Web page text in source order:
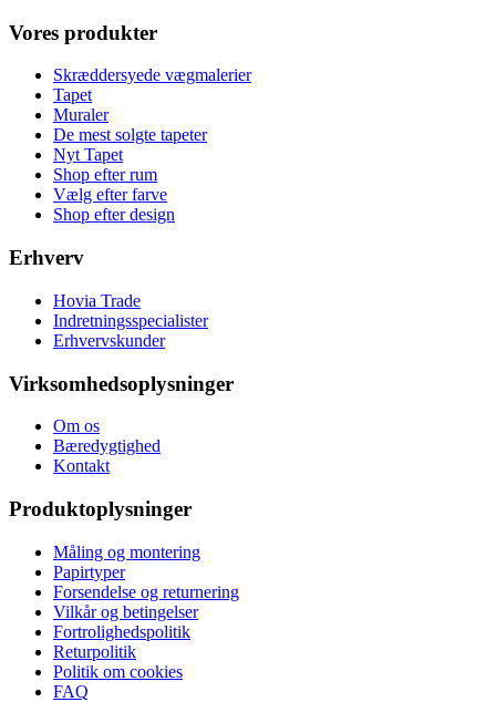
Vores produkter
Skræddersyede vægmalerier
Tapet
Muraler
De mest solgte tapeter
Nyt Tapet
Shop efter rum
Vælg efter farve
Shop efter design
Erhverv
Hovia Trade
Indretningsspecialister
Erhvervskunder
Virksomhedsoplysninger
Om os
Bæredygtighed
Kontakt
Produktoplysninger
Måling og montering
Papirtyper
Forsendelse og returnering
Vilkår og betingelser
Fortrolighedspolitik
Returpolitik
Politik om cookies
FAQ